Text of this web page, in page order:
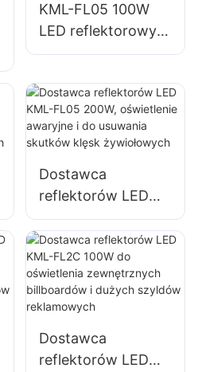
KML-FL05 100W
LED reflektorowy
dostawca do
budynków i placów
budowy
Dostawca
reflektorów LED
KML-FL05 200W,
oświetlenie
awaryjne i do
usuwania skutków
klęsk żywiołowych
Dostawca
reflektorów LED